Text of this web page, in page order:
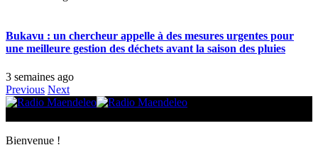
Bukavu : un chercheur appelle à des mesures urgentes pour
une meilleure gestion des déchets avant la saison des pluies
3 semaines ago
Previous Next
Bienvenue !